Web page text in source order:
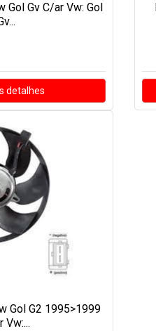
Gol Gv C/ar Vw: Gol
detalhes
Gol G2 1995>1999
Vw:...